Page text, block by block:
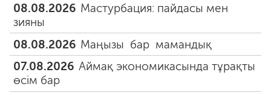
08.08.2026 Мастурбация: пайдасы мен
зияны
08.08.2026 Маңызы бар мамандық
07.08.2026 Аймақ экономикасында тұрақты
өсім бар